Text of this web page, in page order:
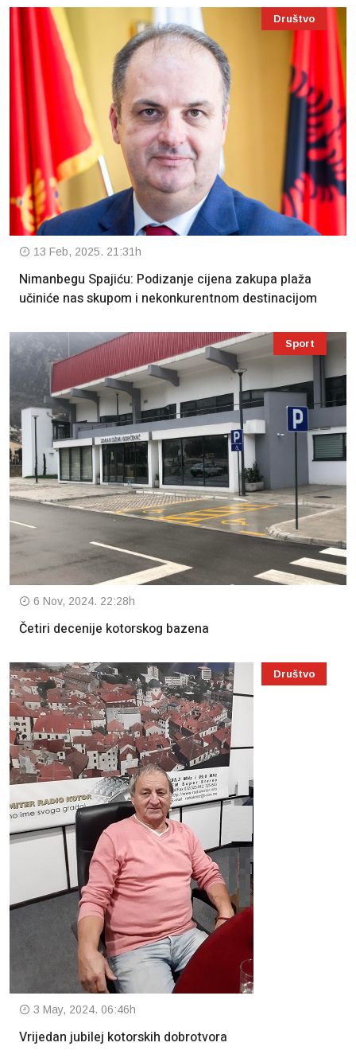
Društvo
13 Feb, 2025. 21:31h
Nimanbegu Spajiću: Podizanje cijena zakupa plaža
učiniće nas skupom i nekonkurentnom destinacijom
Sport
6 Nov, 2024. 22:28h
Četiri decenije kotorskog bazena
Društvo
3 May, 2024. 06:46h
Vrijedan jubilej kotorskih dobrotvora